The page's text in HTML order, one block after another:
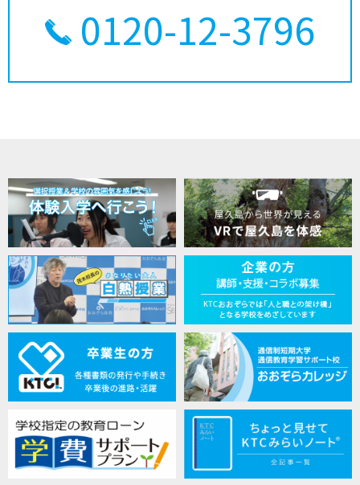
0120-12-3796